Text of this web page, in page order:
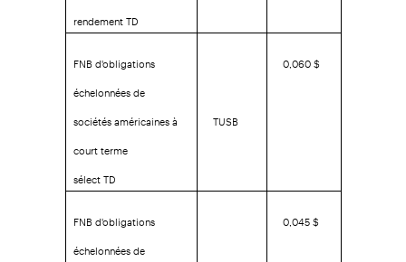
rendement TD
FNB d'obligations
échelonnées de
sociétés américaines à
court terme
sélect TD
TUSB
0,060 $
FNB d'obligations
échelonnées de
0,045 $